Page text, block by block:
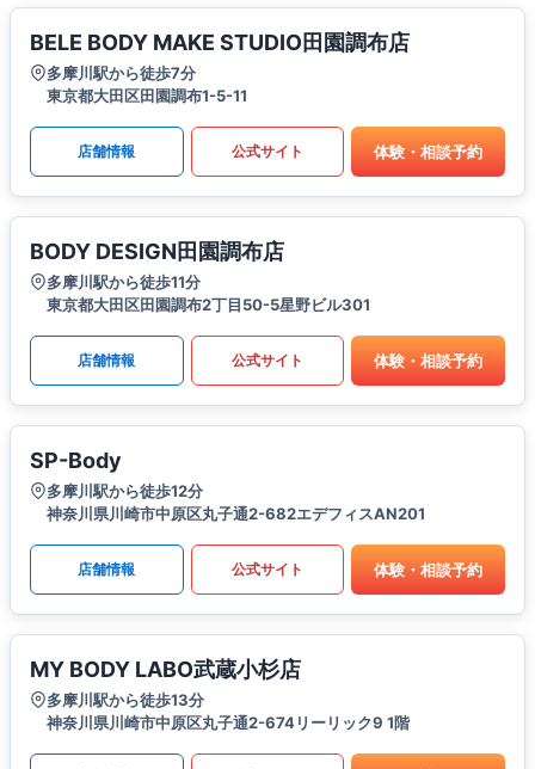
BELE BODY MAKE STUDIO田園調布店
多摩川駅から徒歩7分
東京都大田区田園調布1-5-11
店舗情報 公式サイト 体験・相談予約
BODY DESIGN田園調布店
多摩川駅から徒歩11分
東京都大田区田園調布2丁目50-5星野ビル301
店舗情報 公式サイト 体験・相談予約
SP-Body
多摩川駅から徒歩12分
神奈川県川崎市中原区丸子通2-682エデフィスAN201
店舗情報 公式サイト 体験・相談予約
MY BODY LABO武蔵小杉店
多摩川駅から徒歩13分
神奈川県川崎市中原区丸子通2-674リーリック9 1階